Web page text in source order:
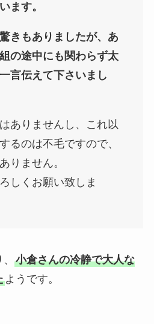
ます。
きもありましたが、あ
の途中にも関わらず太
言伝えて下さいまし
ありませんし、これ以
るのは不毛ですので、
りません。
しくお願い致しま
小倉さんの冷静で大人な
ようです。